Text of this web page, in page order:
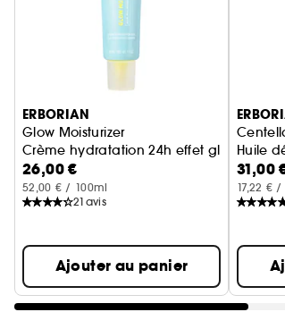
Ignorer le carrousel produits
ERBORIAN
Glow Moisturizer
Crème hydratation 24h effet glass skin
26,00 €
52,00 € / 100ml
21 avis
Ajouter au panier
Huile
31,00
17,22 €